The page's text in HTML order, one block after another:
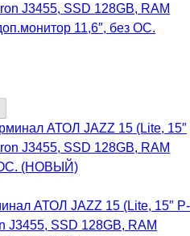
J3455, SSD 128GB, RAM
11,6″, без ОС.
АТОЛ JAZZ 15 (Lite, 15″ P-
J3455, SSD 128GB, RAM